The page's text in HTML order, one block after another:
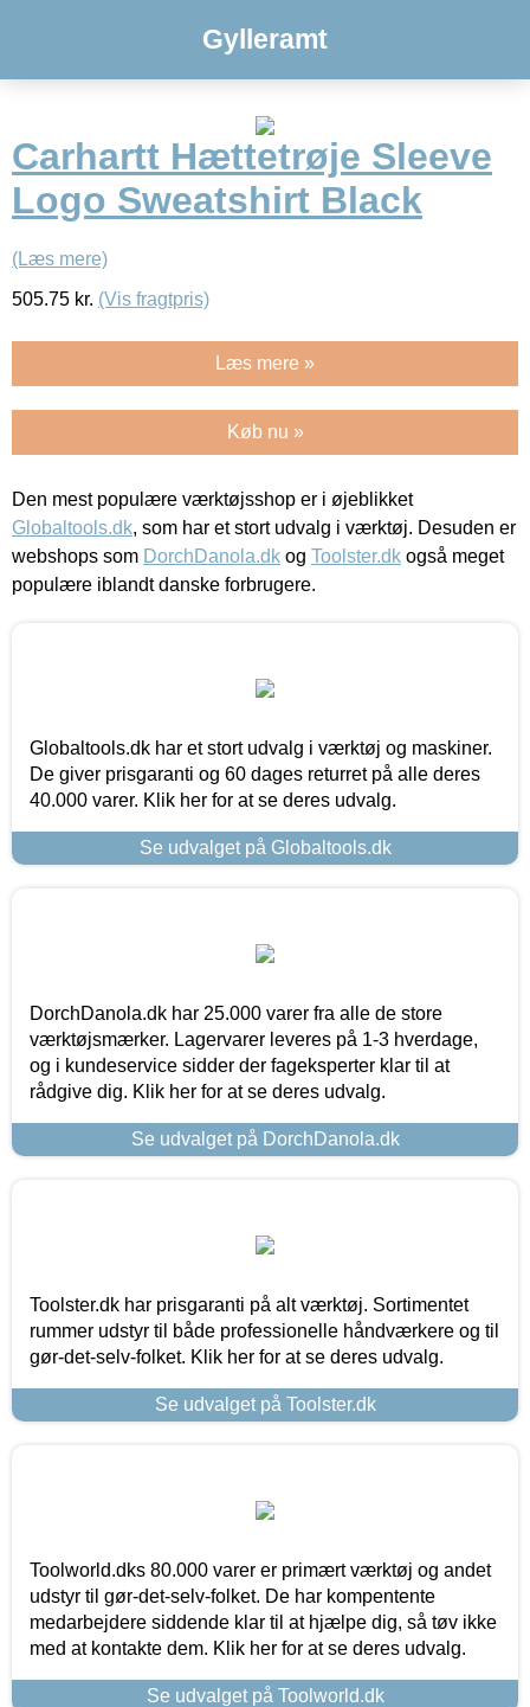
Gylleramt
Carhartt Hættetrøje Sleeve
Logo Sweatshirt Black
(Læs mere)
505.75 kr. (Vis fragtpris)
Læs mere »
Køb nu »
Den mest populære værktøjsshop er i øjeblikket
Globaltools.dk, som har et stort udvalg i værktøj. Desuden er
webshops som DorchDanola.dk og Toolster.dk også meget
populære iblandt danske forbrugere.
Globaltools.dk har et stort udvalg i værktøj og maskiner.
De giver prisgaranti og 60 dages returret på alle deres
40.000 varer. Klik her for at se deres udvalg.
Se udvalget på Globaltools.dk
DorchDanola.dk har 25.000 varer fra alle de store
værktøjsmærker. Lagervarer leveres på 1-3 hverdage,
og i kundeservice sidder der fageksperter klar til at
rådgive dig. Klik her for at se deres udvalg.
Se udvalget på DorchDanola.dk
Toolster.dk har prisgaranti på alt værktøj. Sortimentet
rummer udstyr til både professionelle håndværkere og til
gør-det-selv-folket. Klik her for at se deres udvalg.
Se udvalget på Toolster.dk
Toolworld.dks 80.000 varer er primært værktøj og andet
udstyr til gør-det-selv-folket. De har kompentente
medarbejdere siddende klar til at hjælpe dig, så tøv ikke
med at kontakte dem. Klik her for at se deres udvalg.
Se udvalget på Toolworld.dk